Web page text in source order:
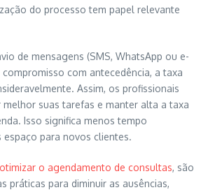
do processo tem papel relevante
de mensagens (SMS, WhatsApp ou e-
com antecedência, a taxa
Assim, os profissionais
melhor suas tarefas e manter alta a taxa
Isso significa menos tempo
espaço para novos clientes.
o agendamento de consultas, são
práticas para diminuir as ausências,